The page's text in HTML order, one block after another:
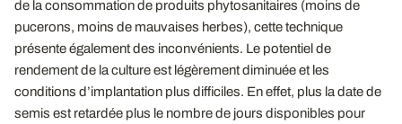
de la consommation de produits phytosanitaires (moins de
pucerons, moins de mauvaises herbes), cette technique
présente également des inconvénients. Le potentiel de
rendement de la culture est légèrement diminuée et les
conditions d’implantation plus difficiles. En effet, plus la date de
semis est retardée plus le nombre de jours disponibles pour